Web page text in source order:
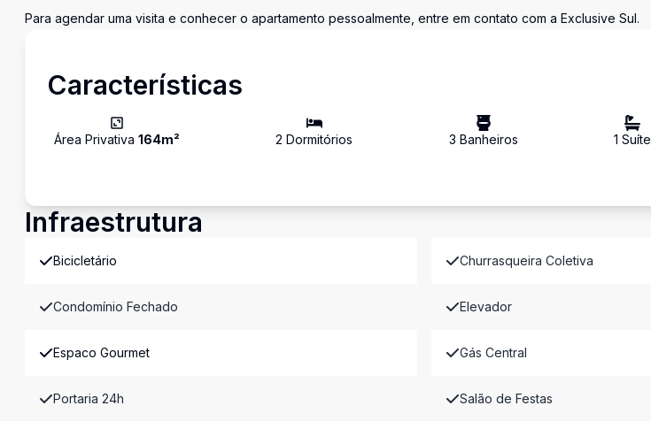
Para agendar uma visita e conhecer o apartamento pessoalmente, entre em contato com a Exclusive Sul.
Características
Área Privativa 164m² 2 Dormitórios 3 Banheiros 1 Suíte
Infraestrutura
Bicicletário Churrasqueira Coletiva
Condomínio Fechado Elevador
Espaco Gourmet Gás Central
Portaria 24h Salão de Festas